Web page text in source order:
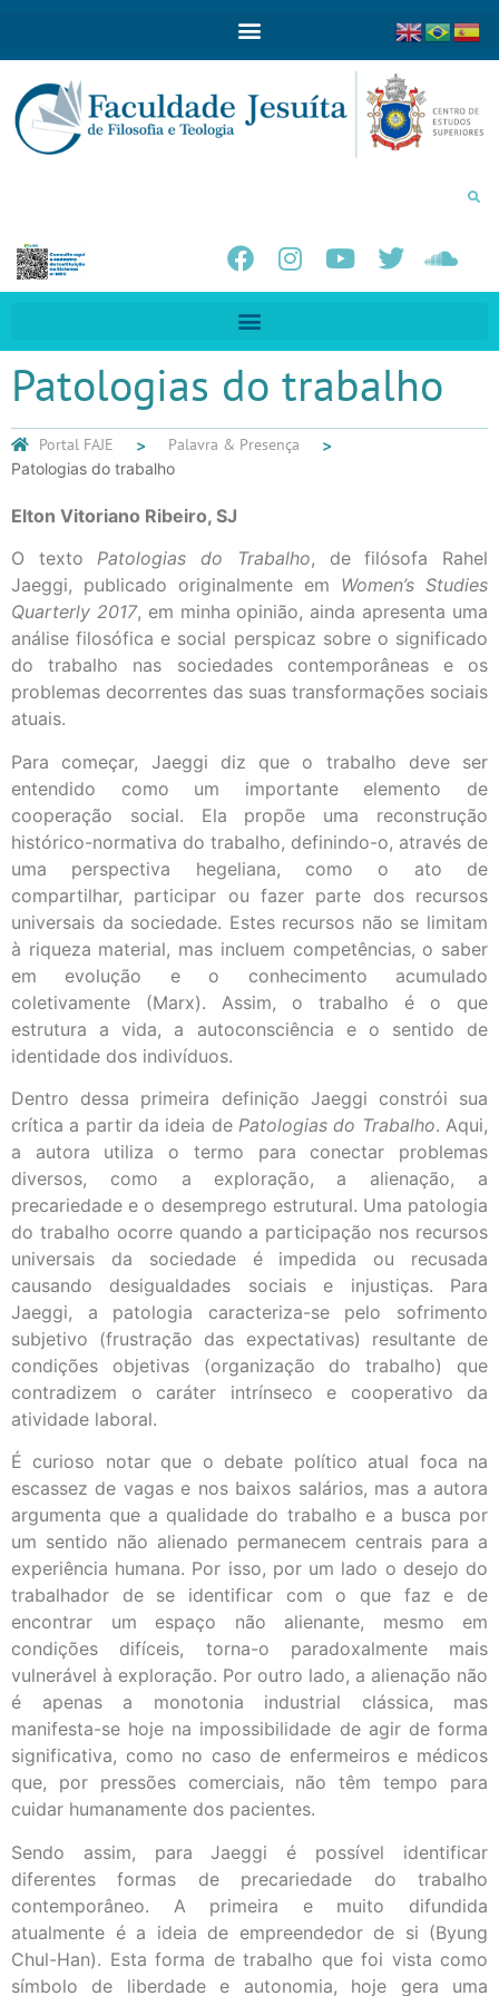
Patologias do trabalho
Portal FAJE Palavra & Presença
Patologias do trabalho
Elton Vitoriano Ribeiro, SJ
O textoPatologias do Trabalho, de filósofa Rahel
Jaeggi, publicado originalmente em Women’s Studies
Quarterly 2017, em minha opinião, ainda apresenta uma
análise filosófica e social perspicaz sobre o significado
do trabalho nas sociedades contemporâneas e os
problemas decorrentes das suas transformações sociais
atuais.
Para começar, Jaeggi diz que o trabalho deve ser
entendido como um importante elemento de
cooperação social. Ela propõe uma reconstrução
histórico-normativa do trabalho, definindo-o, através de
uma perspectiva hegeliana, como o ato de
compartilhar, participar ou fazer parte dos recursos
universais da sociedade. Estes recursos não se limitam
à riqueza material, mas incluem competências, o saber
em evolução e o conhecimento acumulado
coletivamente (Marx). Assim, o trabalho é o que
estrutura a vida, a autoconsciência e o sentido de
identidade dos indivíduos.
Dentro dessa primeira definição Jaeggi constrói sua
crítica a partir da ideia de Patologias do Trabalho. Aqui,
a autora utiliza o termo para conectar problemas
diversos, como a exploração, a alienação, a
precariedade e o desemprego estrutural. Uma patologia
do trabalho ocorre quando a participação nos recursos
universais da sociedade é impedida ou recusada
causando desigualdades sociais e injustiças. Para
Jaeggi, a patologia caracteriza-se pelo sofrimento
subjetivo (frustração das expectativas) resultante de
condições objetivas (organização do trabalho) que
contradizem o caráter intrínseco e cooperativo da
atividade laboral.
É curioso notar que o debate político atual foca na
escassez de vagas e nos baixos salários, mas a autora
argumenta que a qualidade do trabalho e a busca por
um sentido não alienado permanecem centrais para a
experiência humana. Por isso, por um lado o desejo do
trabalhador de se identificar com o que faz e de
encontrar um espaço não alienante, mesmo em
condições difíceis, torna-o paradoxalmente mais
vulnerável à exploração. Por outro lado, a alienação não
é apenas a monotonia industrial clássica, mas
manifesta-se hoje na impossibilidade de agir de forma
significativa, como no caso de enfermeiros e médicos
que, por pressões comerciais, não têm tempo para
cuidar humanamente dos pacientes.
Sendo assim, para Jaeggi é possível identificar
diferentes formas de precariedade do trabalho
contemporâneo. A primeira e muito difundida
atualmente é a ideia de empreendedor de si (Byung
Chul-Han). Esta forma de trabalho que foi vista como
símbolo de liberdade e autonomia, hoje gera uma